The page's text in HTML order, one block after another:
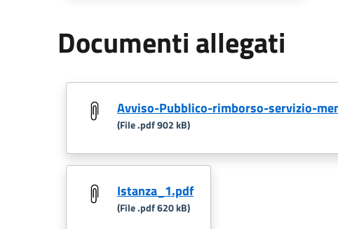
Documenti allegati
Avviso-Pubblico-rimborso-servizio-
(File .pdf 902 kB)
Istanza_1.pdf
(File .pdf 620 kB)